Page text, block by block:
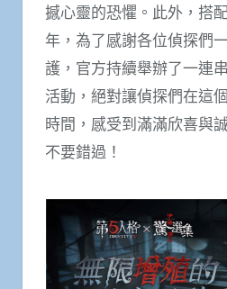
撼心靈的恐懼。此外，搭
年，為了感謝各位偵探們
護，官方持續舉辦了一連
活動，絕對讓偵探們在這
時間，感受到滿滿欣喜與
不要錯過！